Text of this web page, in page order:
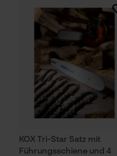
KOX Tri-Star Satz mit
Führungsschiene und 4
Fact-
Funktionale